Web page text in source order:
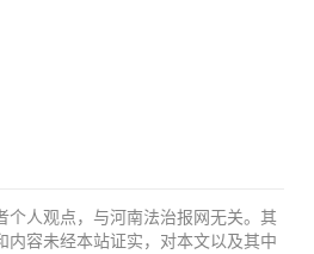
个人观点，与河南法治报网无关。其
内容未经本站证实，对本文以及其中